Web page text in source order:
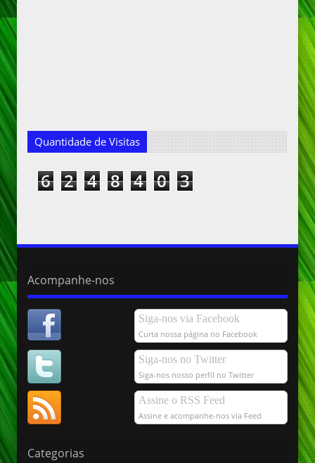
Quantidade de Visitas
6 2 4 8 4 0 3
Acompanhe-nos
Siga-nos via Facebook
Curta nossa página no Facebook
Siga-nos no Twitter
Siga-nos nosso perfil no Twitter
Assine o RSS Feed
Assine e acompanhe-nos via Feed
Categorias